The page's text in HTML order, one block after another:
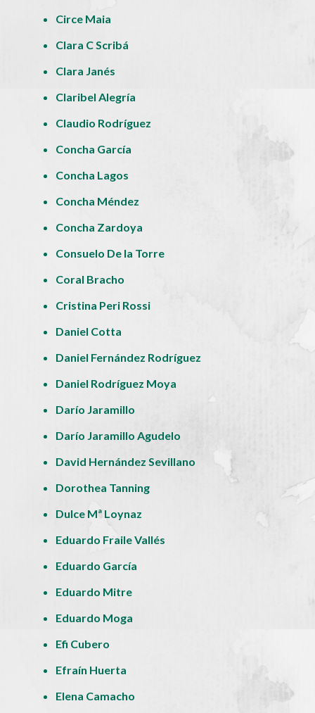
Circe Maia
Clara C Scribá
Clara Janés
Claribel Alegría
Claudio Rodríguez
Concha García
Concha Lagos
Concha Méndez
Concha Zardoya
Consuelo De la Torre
Coral Bracho
Cristina Peri Rossi
Daniel Cotta
Daniel Fernández Rodríguez
Daniel Rodríguez Moya
Darío Jaramillo
Darío Jaramillo Agudelo
David Hernández Sevillano
Dorothea Tanning
Dulce Mª Loynaz
Eduardo Fraile Vallés
Eduardo García
Eduardo Mitre
Eduardo Moga
Efi Cubero
Efraín Huerta
Elena Camacho